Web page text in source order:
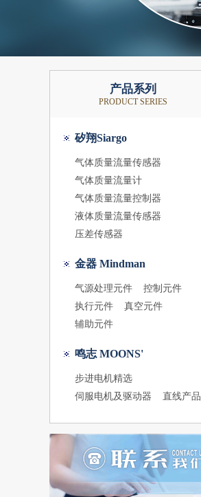
产品系列
PRODUCT SERIES
矽翔Siargo
气体质量流量传感器
气体质量流量计
气体质量流量控制器
液体质量流量传感器
压差传感器
金器 Mindman
气源处理元件
控制元件
执行元件
真空元件
辅助元件
鸣志 MOONS'
步进电机精选
伺服电机及驱动器
直线产品